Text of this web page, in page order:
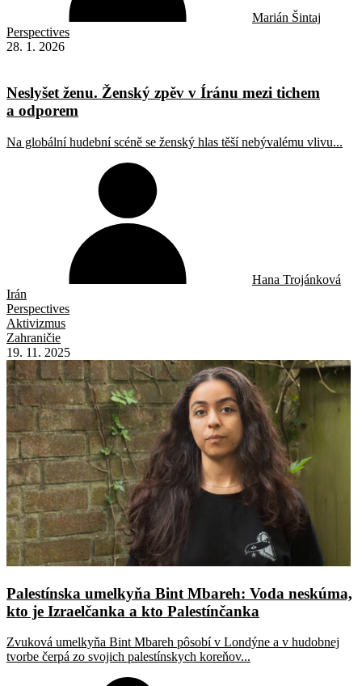
Marián Šintaj
Perspectives
28. 1. 2026
Neslyšet ženu. Ženský zpěv v Íránu mezi tichem
a odporem
Na globální hudební scéně se ženský hlas těší nebývalému vlivu...
Hana Trojánková
Irán
Perspectives
Aktivizmus
Zahraničie
19. 11. 2025
Palestínska umelkyňa Bint Mbareh: Voda neskúma,
kto je Izraelčanka a kto Palestínčanka
Zvuková umelkyňa Bint Mbareh pôsobí v Londýne a v hudobnej
tvorbe čerpá zo svojich palestínskych koreňov...